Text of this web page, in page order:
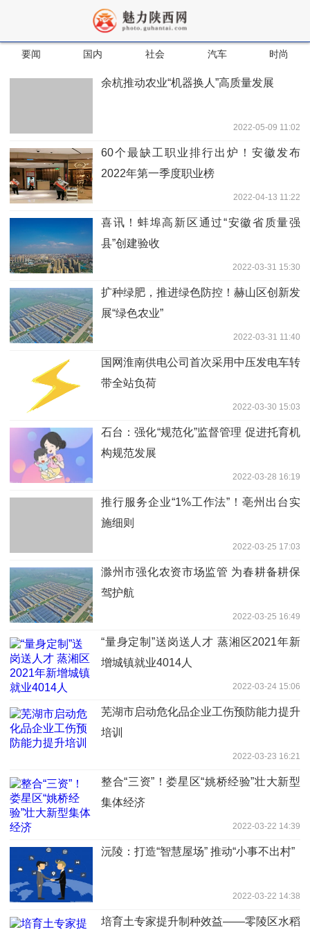
要闻 国内 社会 汽车 时尚
余杭推动农业“机器换人”高质量发展
2022-05-09 11:02
60个最缺工职业排行出炉！安徽发布
2022年第一季度职业榜
2022-04-13 11:22
喜讯！蚌埠高新区通过“安徽省质量强
县”创建验收
2022-03-31 15:30
扩种绿肥，推进绿色防控！赫山区创新发
展“绿色农业”
2022-03-31 11:40
国网淮南供电公司首次采用中压发电车转
带全站负荷
2022-03-30 15:03
石台：强化“规范化”监督管理 促进托育机
构规范发展
2022-03-28 16:19
推行服务企业“1%工作法”！亳州出台实
施细则
2022-03-25 17:03
滁州市强化农资市场监管 为春耕备耕保
驾护航
2022-03-25 16:49
“量身定制”送岗送人才 蒸湘区2021年新
增城镇就业4014人
2022-03-24 15:06
芜湖市启动危化品企业工伤预防能力提升
培训
2022-03-23 16:21
整合“三资”！娄星区“姚桥经验”壮大新型
集体经济
2022-03-22 14:39
沅陵：打造“智慧屋场” 推动“小事不出村”
2022-03-22 14:38
培育土专家提升制种效益——零陵区水稻